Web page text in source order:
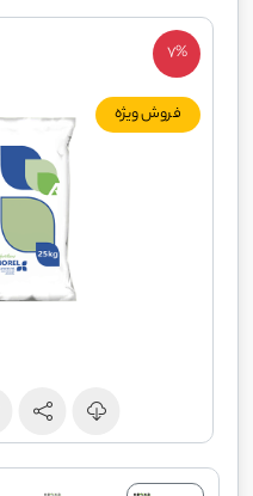
7%
فروش ویژه